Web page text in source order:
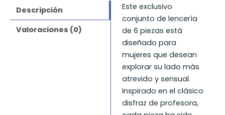
Descripción
Valoraciones (0)
Este exclusivo
conjunto de lencería
de 6 piezas está
diseñado para
mujeres que desean
explorar su lado más
atrevido y sensual.
Inspirado en el clásico
disfraz de profesora,